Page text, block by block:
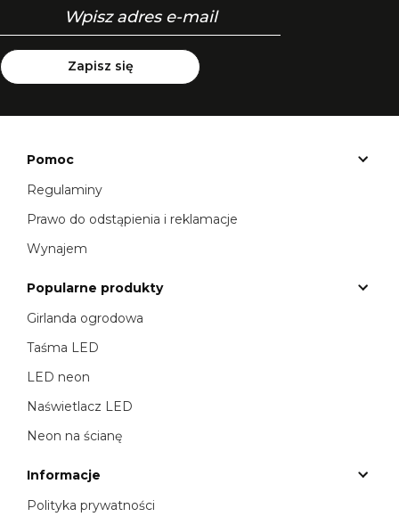
Zapisz się
Pomoc
Regulaminy
Prawo do odstąpienia i reklamacje
Wynajem
Popularne produkty
Girlanda ogrodowa
Taśma LED
LED neon
Naświetlacz LED
Neon na ścianę
Informacje
Polityka prywatności